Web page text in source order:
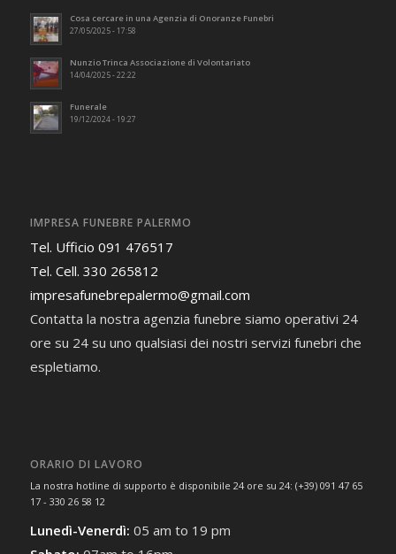
Cosa cercare in una Agenzia di Onoranze Funebri
27/05/2025 - 17:58
Nunzio Trinca Associazione di Volontariato
14/04/2025 - 22:22
Funerale
19/12/2024 - 19:27
IMPRESA FUNEBRE PALERMO
Tel. Ufficio 091 476517
Tel. Cell. 330 265812
impresafunebrepalermo@gmail.com
Contatta la nostra agenzia funebre siamo operativi 24
ore su 24 su uno qualsiasi dei nostri servizi funebri che
espletiamo.
ORARIO DI LAVORO
La nostra hotline di supporto è disponibile 24 ore su 24: (+39) 091 47 65
17 - 330 26 58 12
Lunedì-Venerdì: 05 am to 19 pm